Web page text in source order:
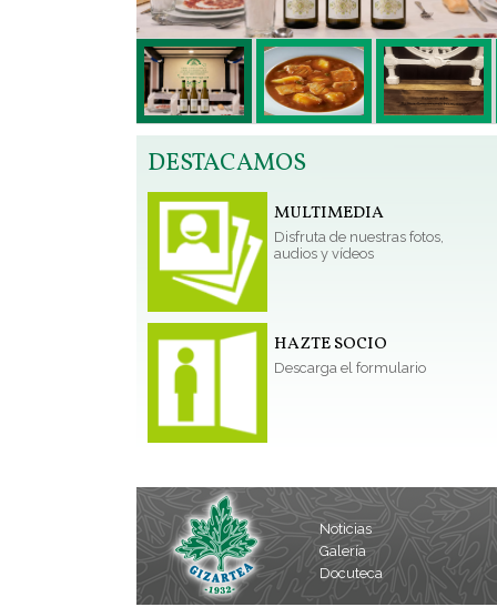
DESTACAMOS
MULTIMEDIA
Disfruta de nuestras fotos,
audios y vídeos
HAZTE SOCIO
Descarga el formulario
Noticias
Galería
Docuteca